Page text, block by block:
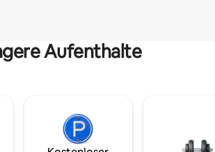
Aufenthalte